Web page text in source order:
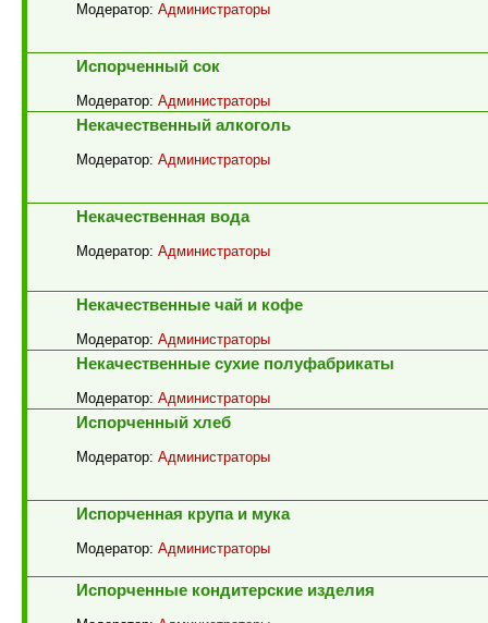
Модератор: Администраторы
Испорченный сок
Модератор: Администраторы
Некачественный алкоголь
Модератор: Администраторы
Некачественная вода
Модератор: Администраторы
Некачественные чай и кофе
Модератор: Администраторы
Некачественные сухие полуфабрикаты
Модератор: Администраторы
Испорченный хлеб
Модератор: Администраторы
Испорченная крупа и мука
Модератор: Администраторы
Испорченные кондитерские изделия